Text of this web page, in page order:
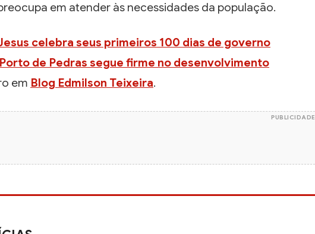
em atender às necessidades da população.
celebra seus primeiros 100 dias de governo
de Pedras segue firme no desenvolvimento
em Blog Edmilson Teixeira.
PUBLICIDADE